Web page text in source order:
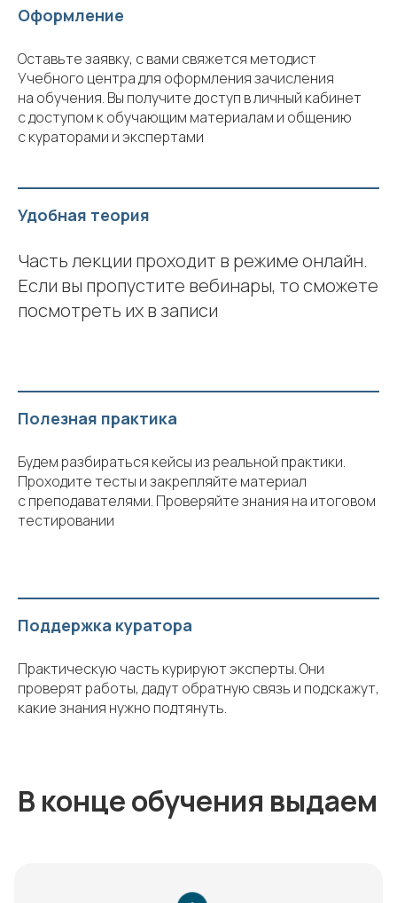
Оформление
Оставьте заявку, с вами свяжется методист
Учебного центра для оформления зачисления
на обучения. Вы получите доступ в личный кабинет
с доступом к обучающим материалам и общению
с кураторами и экспертами
Удобная теория
Часть лекции проходит в режиме онлайн.
Если вы пропустите вебинары, то сможете
посмотреть их в записи
Полезная практика
Будем разбираться кейсы из реальной практики.
Проходите тесты и закрепляйте материал
с преподавателями. Проверяйте знания на итоговом
тестировании
Поддержка куратора
Практическую часть курируют эксперты. Они
проверят работы, дадут обратную связь и подскажут,
какие знания нужно подтянуть.
В конце обучения выдаем